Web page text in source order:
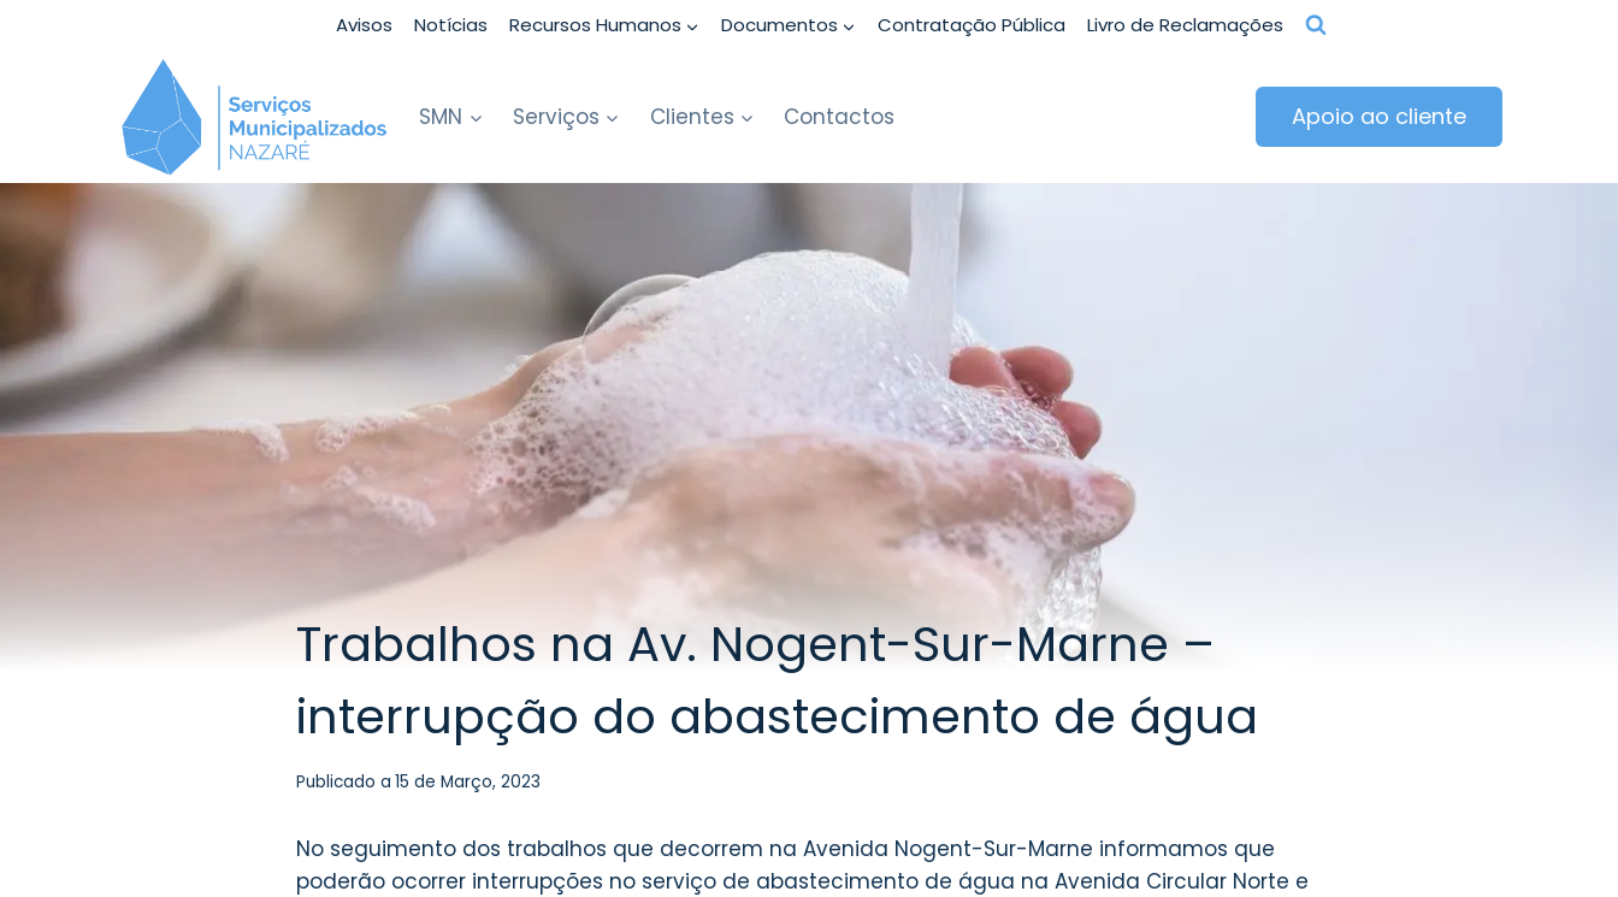
Avisos Notícias Recursos Humanos Documentos Contratação Pública Livro de Reclamações
SMN Serviços Clientes Contactos Apoio ao cliente
Trabalhos na Av. Nogent-Sur-Marne –
interrupção do abastecimento de água
Publicado a 15 de Março, 2023
No seguimento dos trabalhos que decorrem na Avenida Nogent-Sur-Marne informamos que
poderão ocorrer interrupções no serviço de abastecimento de água na Avenida Circular Norte e